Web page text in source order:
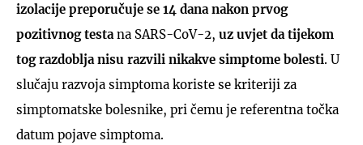
izolacije preporučuje se 14 dana nakon prvog
pozitivnog testa na SARS-CoV-2, uz uvjet da tijekom
tog razdoblja nisu razvili nikakve simptome bolesti. U
slučaju razvoja simptoma koriste se kriteriji za
simptomatske bolesnike, pri čemu je referentna točka
datum pojave simptoma.